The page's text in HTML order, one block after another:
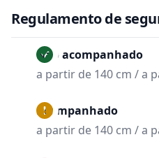
Regulamento de
Não acompanhado
a partir de 140 cm / a
Acompanhado
a partir de 140 cm / a